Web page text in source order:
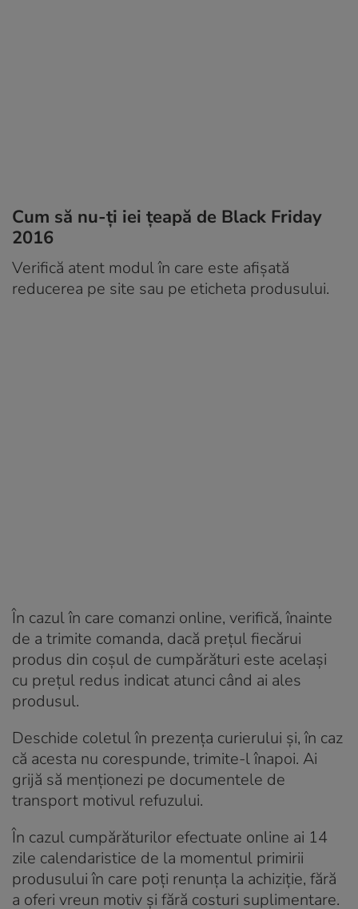
Cum să nu-ți iei țeapă de Black Friday
2016
Verifică atent modul în care este afişată
reducerea pe site sau pe eticheta produsului.
În cazul în care comanzi online, verifică, înainte
de a trimite comanda, dacă preţul fiecărui
produs din coşul de cumpărături este acelaşi
cu preţul redus indicat atunci când ai ales
produsul.
Deschide coletul în prezenţa curierului şi, în caz
că acesta nu corespunde, trimite-l înapoi. Ai
grijă să menţionezi pe documentele de
transport motivul refuzului.
În cazul cumpărăturilor efectuate online ai 14
zile calendaristice de la momentul primirii
produsului în care poţi renunţa la achiziţie, fără
a oferi vreun motiv şi fără costuri suplimentare.